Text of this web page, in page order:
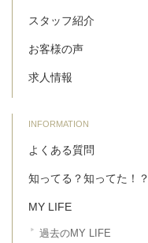
スタッフ紹介
お客様の声
求人情報
INFORMATION
よくある質問
知ってる？知ってた！？
MY LIFE
過去のMY LIFE